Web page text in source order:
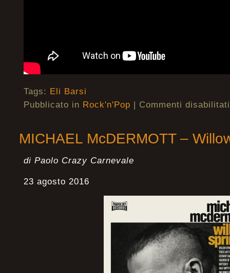
Tags: Eli Barsi
Pubblicato in Rock'n'Pop | Commenti disabilitati
MICHAEL McDERMOTT –
di Paolo Crazy Carnevale
23 agosto 2016